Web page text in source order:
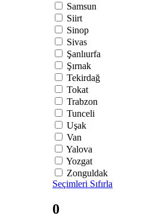
Samsun
Siirt
Sinop
Sivas
Şanlıurfa
Şırnak
Tekirdağ
Tokat
Trabzon
Tunceli
Uşak
Van
Yalova
Yozgat
Zonguldak
Seçimleri Sıfırla
0